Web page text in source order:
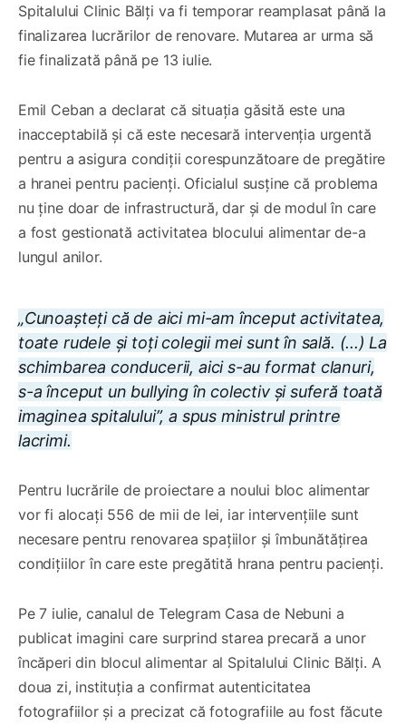
Spitalului Clinic Bălți va fi temporar reamplasat până la
finalizarea lucrărilor de renovare. Mutarea ar urma să
fie finalizată până pe 13 iulie.
Emil Ceban a declarat că situația găsită este una
inacceptabilă și că este necesară intervenția urgentă
pentru a asigura condiții corespunzătoare de pregătire
a hranei pentru pacienți. Oficialul susține că problema
nu ține doar de infrastructură, dar și de modul în care
a fost gestionată activitatea blocului alimentar de-a
lungul anilor.
„Cunoașteți că de aici mi-am început activitatea,
toate rudele și toți colegii mei sunt în sală. (...) La
schimbarea conducerii, aici s-au format clanuri,
s-a început un bullying în colectiv și suferă toată
imaginea spitalului”, a spus ministrul printre
lacrimi.
Pentru lucrările de proiectare a noului bloc alimentar
vor fi alocați 556 de mii de lei, iar intervențiile sunt
necesare pentru renovarea spațiilor și îmbunătățirea
condițiilor în care este pregătită hrana pentru pacienți.
Pe 7 iulie, canalul de Telegram Casa de Nebuni a
publicat imagini care surprind starea precară a unor
încăperi din blocul alimentar al Spitalului Clinic Bălți. A
doua zi, instituția a confirmat autenticitatea
fotografiilor și a precizat că fotografiile au fost făcute